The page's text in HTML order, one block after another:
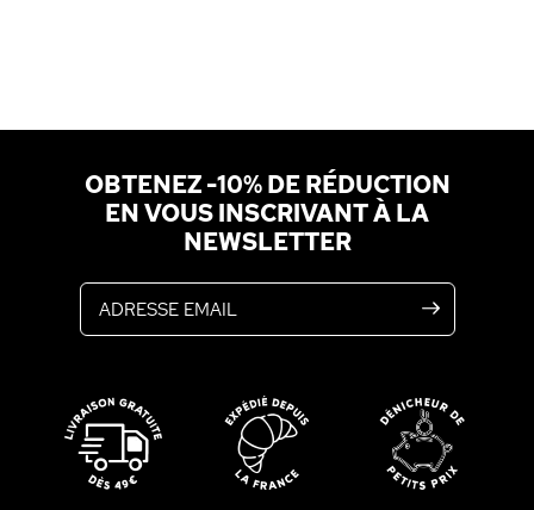
OBTENEZ -10% DE RÉDUCTION
EN VOUS INSCRIVANT À LA
NEWSLETTER